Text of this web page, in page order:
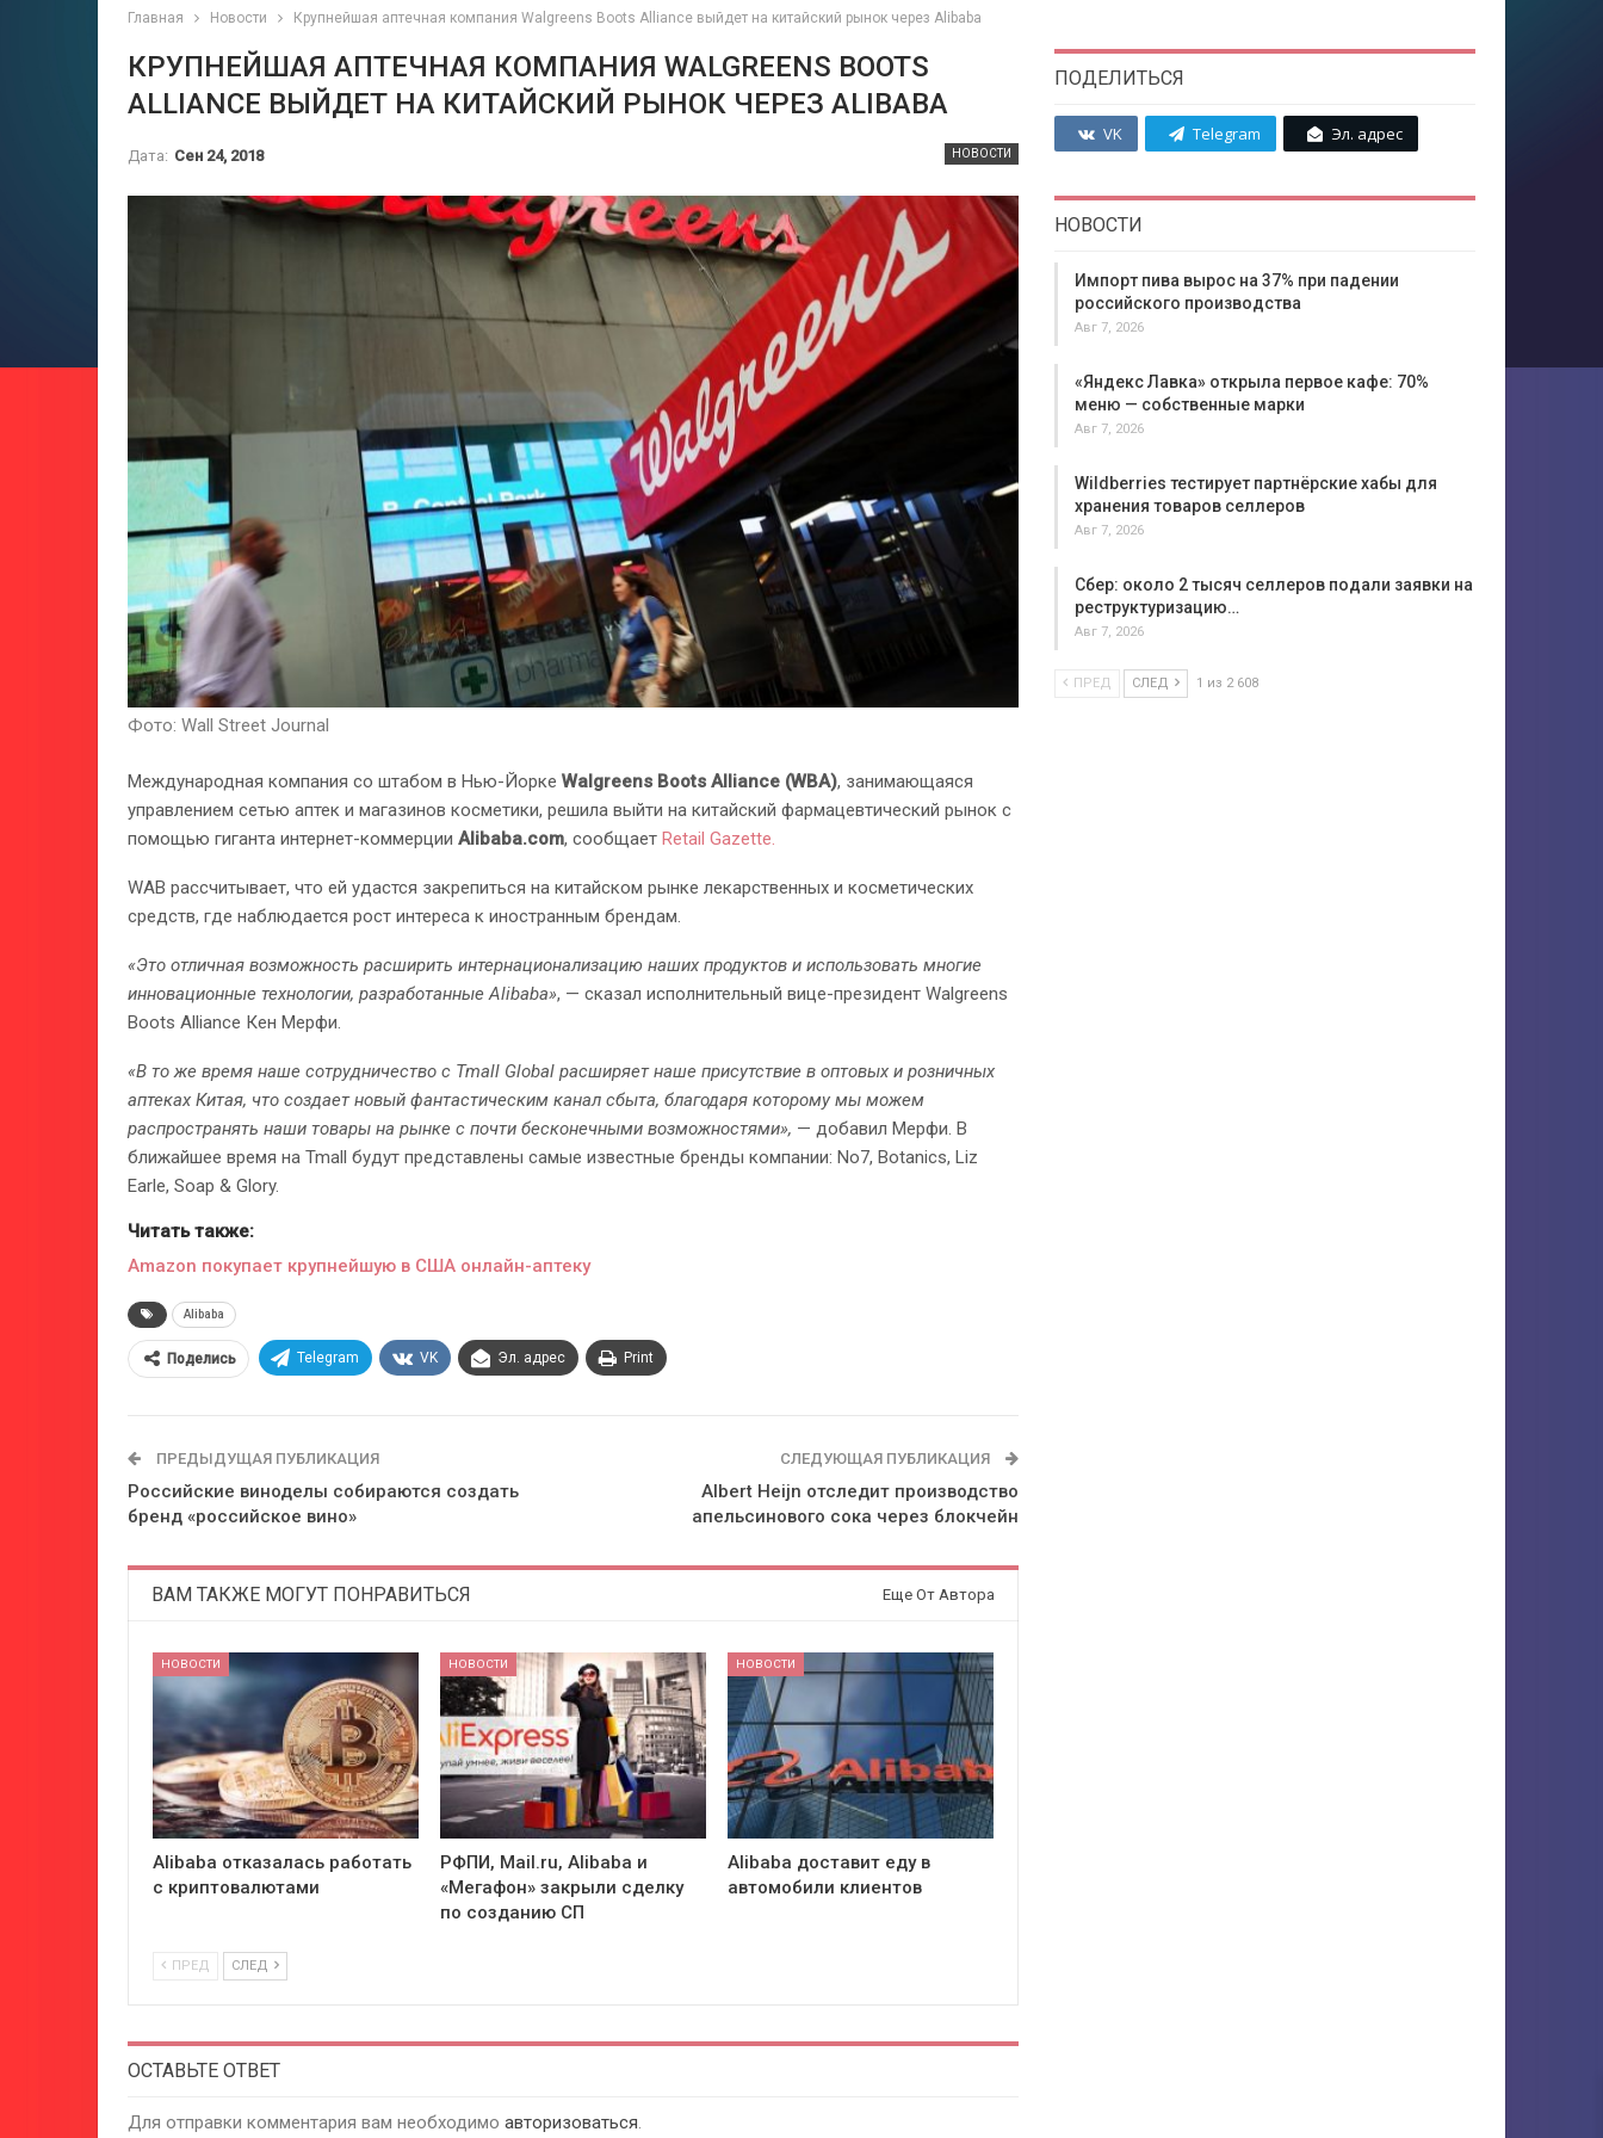
Главная Новости Крупнейшая аптечная компания Walgreens Boots Alliance выйдет на китайский рынок через Alibaba
КРУПНЕЙШАЯ АПТЕЧНАЯ КОМПАНИЯ WALGREENS BOOTS
ALLIANCE ВЫЙДЕТ НА КИТАЙСКИЙ РЫНОК ЧЕРЕЗ ALIBABA
НОВОСТИ
Дата: Сен 24, 2018
Фото: Wall Street Journal
Международная компания со штабом в Нью-Йорке Walgreens Boots Alliance (WBA), занимающаяся
управлением сетью аптек и магазинов косметики, решила выйти на китайский фармацевтический рынок с
помощью гиганта интернет-коммерции Alibaba.com, сообщает Retail Gazette.
WAB рассчитывает, что ей удастся закрепиться на китайском рынке лекарственных и косметических
средств, где наблюдается рост интереса к иностранным брендам.
«Это отличная возможность расширить интернационализацию наших продуктов и использовать многие
инновационные технологии, разработанные Alibaba», — сказал исполнительный вице-президент Walgreens
Boots Alliance Кен Мерфи.
«В то же время наше сотрудничество с Tmall Global расширяет наше присутствие в оптовых и розничных
аптеках Китая, что создает новый фантастическим канал сбыта, благодаря которому мы можем
распространять наши товары на рынке с почти бесконечными возможностями», — добавил Мерфи. В
ближайшее время на Tmall будут представлены самые известные бренды компании: No7, Botanics, Liz
Earle, Soap & Glory.
Читать также:
Amazon покупает крупнейшую в США онлайн-аптеку
Alibaba
Поделись Telegram VK Эл. адрес Print
ПРЕДЫДУЩАЯ ПУБЛИКАЦИЯ
Российские виноделы собираются создать
бренд «российское вино»
СЛЕДУЮЩАЯ ПУБЛИКАЦИЯ
Albert Heijn отследит производство
апельсинового сока через блокчейн
ВАМ ТАКЖЕ МОГУТ ПОНРАВИТЬСЯ Еще От Автора
НОВОСТИ
Alibaba отказалась работать
с криптовалютами
НОВОСТИ
РФПИ, Mail.ru, Alibaba и
«Мегафон» закрыли сделку
по созданию СП
НОВОСТИ
Alibaba доставит еду в
автомобили клиентов
ПРЕД СЛЕД
ОСТАВЬТЕ ОТВЕТ
Для отправки комментария вам необходимо авторизоваться.
ПОДЕЛИТЬСЯ
VK Telegram Эл. адрес
НОВОСТИ
Импорт пива вырос на 37% при падении
российского производства
Авг 7, 2026
«Яндекс Лавка» открыла первое кафе: 70%
меню — собственные марки
Авг 7, 2026
Wildberries тестирует партнёрские хабы для
хранения товаров селлеров
Авг 7, 2026
Сбер: около 2 тысяч селлеров подали заявки на
реструктуризацию…
Авг 7, 2026
ПРЕД СЛЕД 1 из 2 608